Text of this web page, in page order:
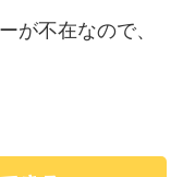
が不在なので、